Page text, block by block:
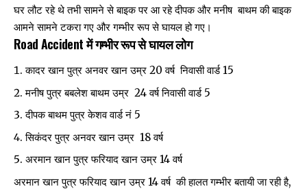
घर लौट रहे थे तभी सामने से बाइक पर आ रहे दीपक और मनीष बाथम की बाइक
आमने सामने टकरा गए और गम्भीर रूप से घायल हो गए।
Road Accident में गम्भीर रूप से घायल लोग
कादर खान पुत्र अनवर खान उम्र 20 वर्ष निवासी वार्ड 15
मनीष पुत्र बबलेश बाथम उम्र 24 वर्ष निवासी वार्ड 5
दीपक बाथम पुत्र केशव वार्ड नं 5
सिकंदर पुत्र अनवर खान उम्र 18 वर्ष
अरमान खान पुत्र फरियाद खान उम्र 14 वर्ष
अरमान खान पुत्र फरियाद खान उम्र 14 वर्ष की हालत गम्भीर बतायी जा रही है,